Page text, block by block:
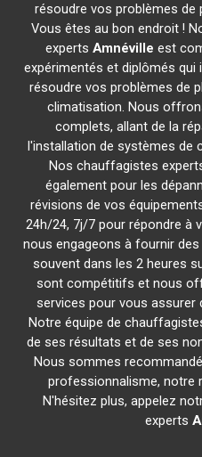
résoudre vos problèmes de
Vous êtes au bon endroit !
expertsAmnéville est
expérimentés et diplômés qui
résoudre vos problèmes de
climatisation. Nous
complets, allant de la
l'installation de systèmes de
Nos chauffagistes
également pour les
révisions de vos
24h/24, 7j/7 pour répondre à
nous engageons à fournir
souvent dans les 2 heures
sont compétitifs et nous
services pour vous assurer
Notre équipe de
de ses résultats et de ses
Nous sommes
professionnalisme, notre
N'hésitez plus, appelez
experts